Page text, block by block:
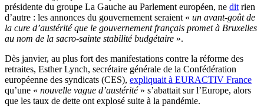
présidente du groupe La Gauche au Parlement européen, ne dit rien
d’autre : les annonces du gouvernement seraient « un avant-goût de
la cure d’austérité que le gouvernement français promet à Bruxelles
au nom de la sacro-sainte stabilité budgétaire ».
Dès janvier, au plus fort des manifestations contre la réforme des
retraites, Esther Lynch, secrétaire générale de la Confédération
européenne des syndicats (CES), expliquait à EURACTIV France
qu’une « nouvelle vague d’austérité» s’abattait sur l’Europe, alors
que les taux de dette ont explosé suite à la pandémie.